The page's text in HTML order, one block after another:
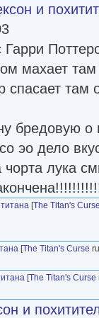
и
Гарри
махает
спасает
бредовую о
эо дело
чорта лука
[The Titan's
[The Titan's Curse
[The Titan's Curse
и